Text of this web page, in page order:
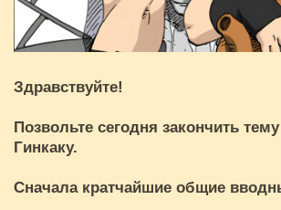
Здравствуйте!
Позвольте сегодня закончить
Гинкаку.
Сначала кратчайшие общие